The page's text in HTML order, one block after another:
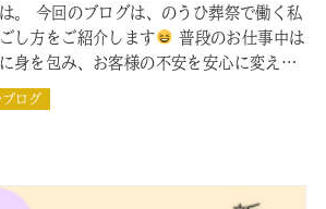
。 今回のブログは、のうひ葬祭で働く私
し方をご紹介します
普段のお仕事中は
身を包み、お客様の不安を安心に変える
合っている、真剣な面持ちの私たちが目
はないでしょうか。 （のうひブログ愛読
う感想を お持ちかもしれませんね
ブログ